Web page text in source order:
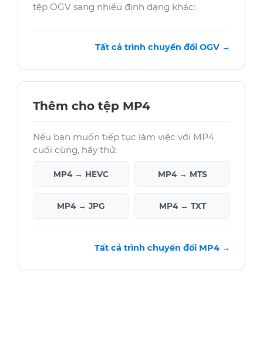
tệp OGV sang nhiều định dạng khác:
Tất cả trình chuyển đổi OGV →
Thêm cho tệp MP4
Nếu bạn muốn tiếp tục làm việc với MP4
cuối cùng, hãy thử:
MP4 → HEVC MP4 → MTS
MP4 → JPG MP4 → TXT
Tất cả trình chuyển đổi MP4 →